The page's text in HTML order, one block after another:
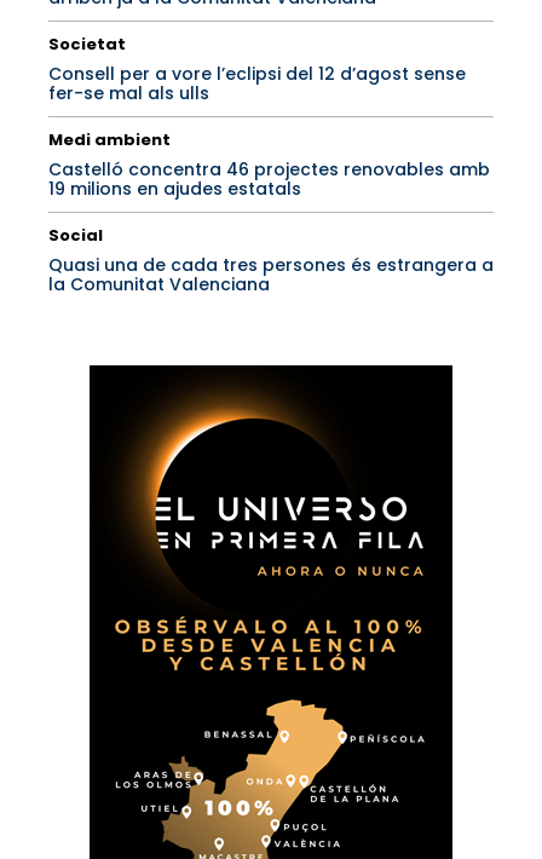
Societat
Consell per a vore l’eclipsi del 12 d’agost sense
fer-se mal als ulls
Medi ambient
Castelló concentra 46 projectes renovables amb
19 milions en ajudes estatals
Social
Quasi una de cada tres persones és estrangera a
la Comunitat Valenciana